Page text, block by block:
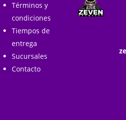
Términos y
condiciones
Tiempos de
entrega
Sucursales
Contacto